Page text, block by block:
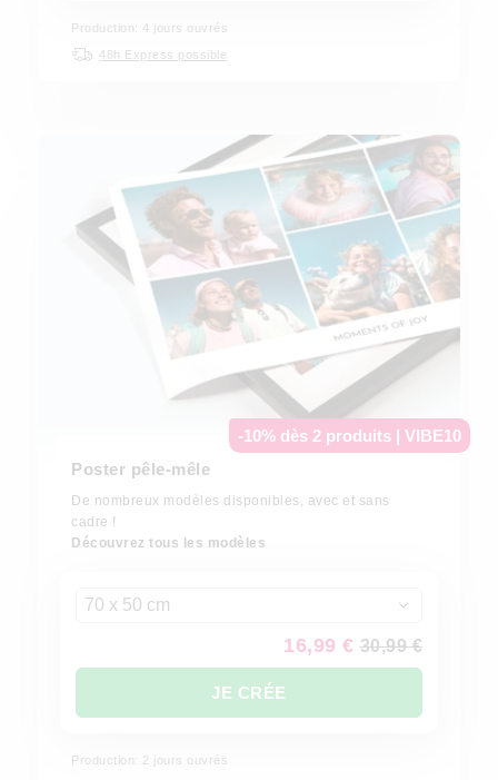
Production: 4 jours ouvrés
48h Express possible
-10% dès 2 produits | VIBE10
Poster pêle-mêle
De nombreux modèles disponibles, avec et sans
cadre !
Découvrez tous les modèles
70 x 50 cm
16,99 € 30,99 €
JE CRÉE
Production: 2 jours ouvrés